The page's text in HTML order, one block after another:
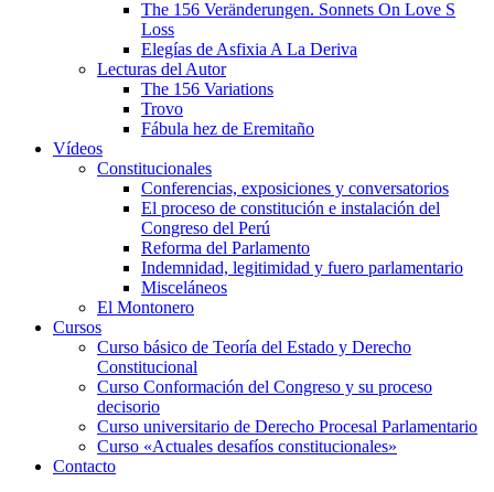
The 156 Veränderungen. Sonnets On Love S
Loss
Elegías de Asfixia A La Deriva
Lecturas del Autor
The 156 Variations
Trovo
Fábula hez de Eremitaño
Vídeos
Constitucionales
Conferencias, exposiciones y conversatorios
El proceso de constitución e instalación del
Congreso del Perú
Reforma del Parlamento
Indemnidad, legitimidad y fuero parlamentario
Misceláneos
El Montonero
Cursos
Curso básico de Teoría del Estado y Derecho
Constitucional
Curso Conformación del Congreso y su proceso
decisorio
Curso universitario de Derecho Procesal Parlamentario
Curso «Actuales desafíos constitucionales»
Contacto